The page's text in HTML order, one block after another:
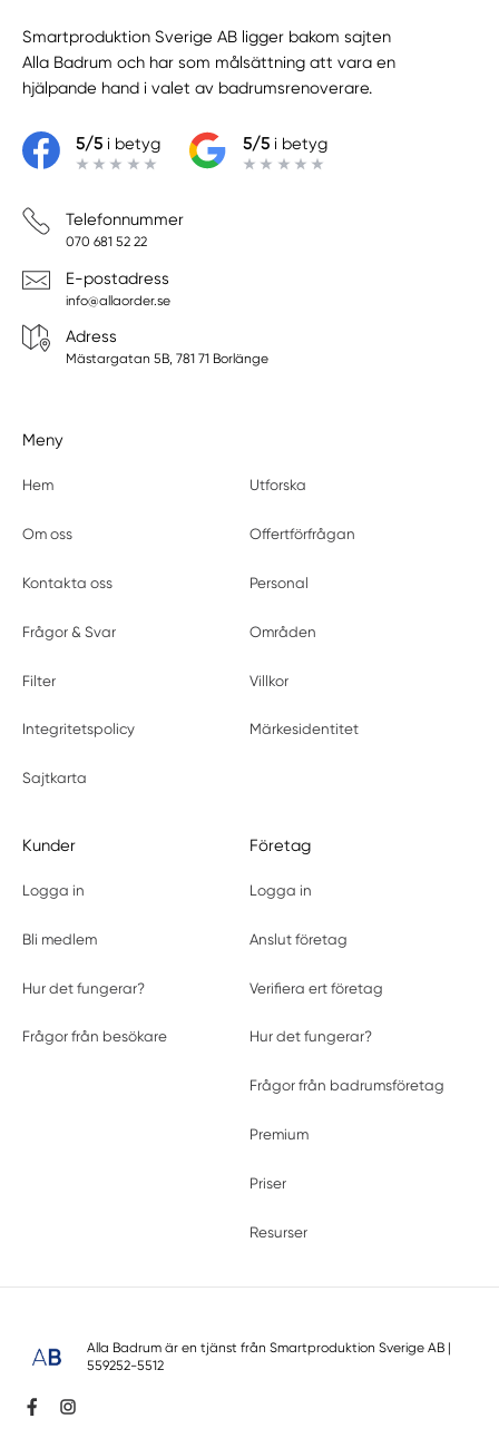
Smartproduktion Sverige AB ligger bakom sajten
Alla Badrum och har som målsättning att vara en
hjälpande hand i valet av badrumsrenoverare.
5/5i betyg 5/5i betyg
Telefonnummer
070 681 52 22
E-postadress
info@allaorder.se
Adress
Mästargatan 5B, 781 71 Borlänge
Meny
Hem Utforska
Om oss Offertförfrågan
Kontakta oss Personal
Frågor & Svar Områden
Filter Villkor
Integritetspolicy Märkesidentitet
Sajtkarta
Kunder
Logga in
Bli medlem
Hur det fungerar?
Frågor från besökare
Företag
Logga in
Anslut företag
Verifiera ert företag
Hur det fungerar?
Frågor från badrumsföretag
Premium
Priser
Resurser
Alla Badrum är en tjänst från Smartproduktion Sverige AB|
559252-5512